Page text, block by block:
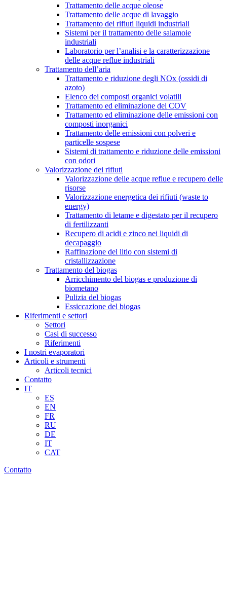
Trattamento delle acque oleose
Trattamento delle acque di lavaggio
Trattamento dei rifiuti liquidi industriali
Sistemi per il trattamento delle salamoie
industriali
Laboratorio per l’analisi e la caratterizzazione
delle acque reflue industriali
Trattamento dell’aria
Trattamento e riduzione degli NOx (ossidi di
azoto)
Elenco dei composti organici volatili
Trattamento ed eliminazione dei COV
Trattamento ed eliminazione delle emissioni con
composti inorganici
Trattamento delle emissioni con polveri e
particelle sospese
Sistemi di trattamento e riduzione delle emissioni
con odori
Valorizzazione dei rifiuti
Valorizzazione delle acque reflue e recupero delle
risorse
Valorizzazione energetica dei rifiuti (waste to
energy)
Trattamento di letame e digestato per il recupero
di fertilizzanti
Recupero di acidi e zinco nei liquidi di
decapaggio
Raffinazione del litio con sistemi di
cristallizzazione
Trattamento del biogas
Arricchimento del biogas e produzione di
biometano
Pulizia del biogas
Essiccazione del biogas
Riferimenti e settori
Settori
Casi di successo
Riferimenti
I nostri evaporatori
Articoli e strumenti
Articoli tecnici
Contatto
IT
ES
EN
FR
RU
DE
IT
CAT
Contatto